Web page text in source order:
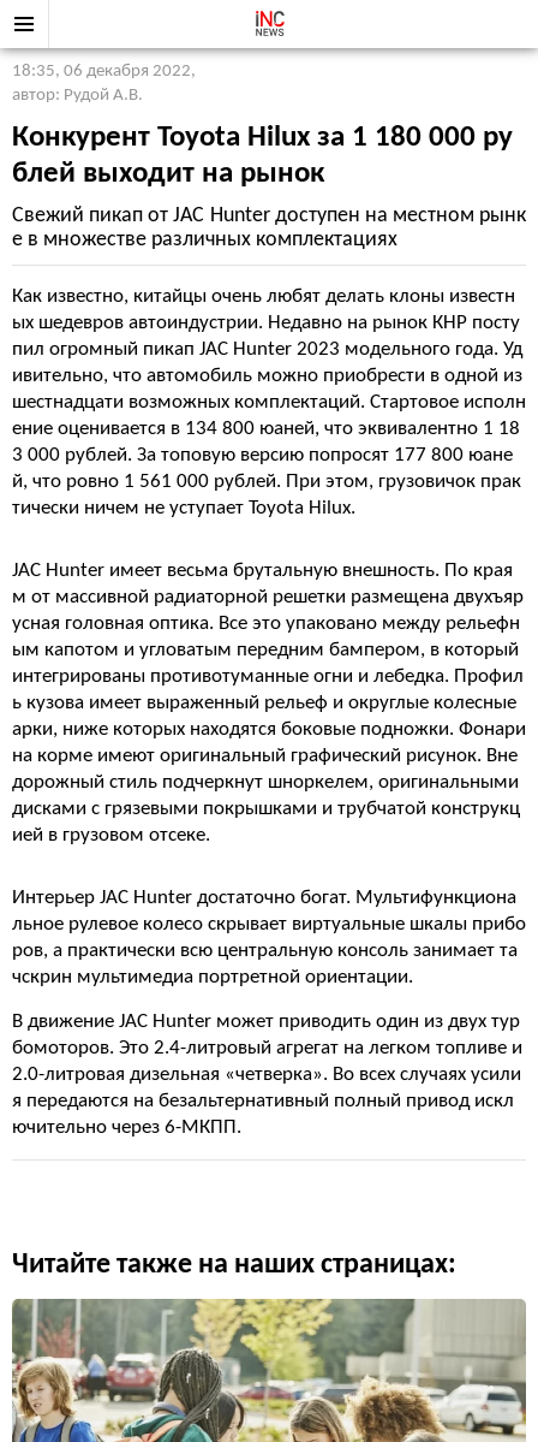
18:35, 06 декабря 2022,
автор: Рудой А.В.
Конкурент Toyota Hilux за 1 180 000 ру
блей выходит на рынок
Свежий пикап от JAC Hunter доступен на местном рынк
е в множестве различных комплектациях
Как известно, китайцы очень любят делать клоны известн
ых шедевров автоиндустрии. Недавно на рынок КНР посту
пил огромный пикап JAC Hunter 2023 модельного года. Уд
ивительно, что автомобиль можно приобрести в одной из
шестнадцати возможных комплектаций. Стартовое исполн
ение оценивается в 134 800 юаней, что эквивалентно 1 18
3 000 рублей. За топовую версию попросят 177 800 юане
й, что ровно 1 561 000 рублей. При этом, грузовичок прак
тически ничем не уступает Toyota Hilux.
JAC Hunter имеет весьма брутальную внешность. По края
м от массивной радиаторной решетки размещена двухъяр
усная головная оптика. Все это упаковано между рельефн
ым капотом и угловатым передним бампером, в который
интегрированы противотуманные огни и лебедка. Профил
ь кузова имеет выраженный рельеф и округлые колесные
арки, ниже которых находятся боковые подножки. Фонари
на корме имеют оригинальный графический рисунок. Вне
дорожный стиль подчеркнут шноркелем, оригинальными
дисками с грязевыми покрышками и трубчатой конструкц
ией в грузовом отсеке.
Интерьер JAC Hunter достаточно богат. Мультифункциона
льное рулевое колесо скрывает виртуальные шкалы прибо
ров, а практически всю центральную консоль занимает та
чскрин мультимедиа портретной ориентации.
В движение JAC Hunter может приводить один из двух тур
бомоторов. Это 2.4-литровый агрегат на легком топливе и
2.0-литровая дизельная «четверка». Во всех случаях усили
я передаются на безальтернативный полный привод искл
ючительно через 6-МКПП.
Читайте также на наших страницах: